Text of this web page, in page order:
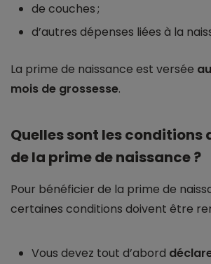
de couches ;
d’autres dépenses liées à la
La prime de naissance est versée
mois de grossesse.
Quelles sont les conditions
de la prime de naissance ?
Pour bénéficier de la prime de
certaines conditions doivent être
Vous devez tout d’abord